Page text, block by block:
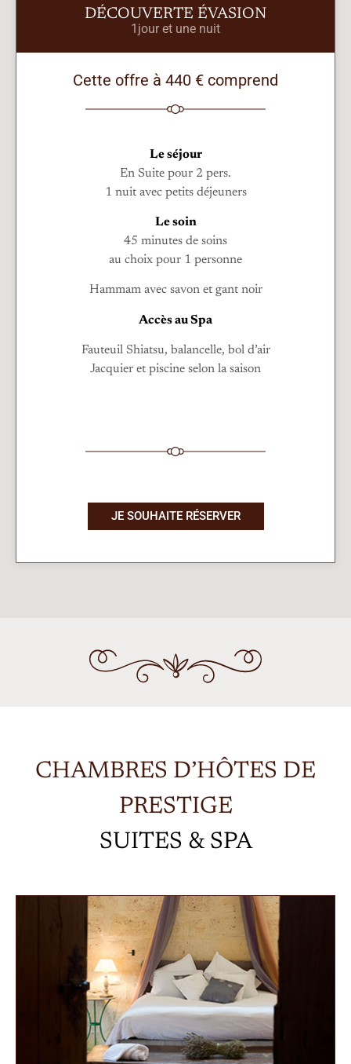
DÉCOUVERTE ÉVASION
1jour et une nuit
Cette offre à 440 € comprend
Le séjour
En Suite pour 2 pers.
1 nuit avec petits déjeuners
Le soin
45 minutes de soins
au choix pour 1 personne
Hammam avec savon et gant noir
Accès au Spa
Fauteuil Shiatsu, balancelle, bol d’air
Jacquier et piscine selon la saison
JE SOUHAITE RÉSERVER
CHAMBRES D’HÔTES DE
PRESTIGE
SUITES & SPA